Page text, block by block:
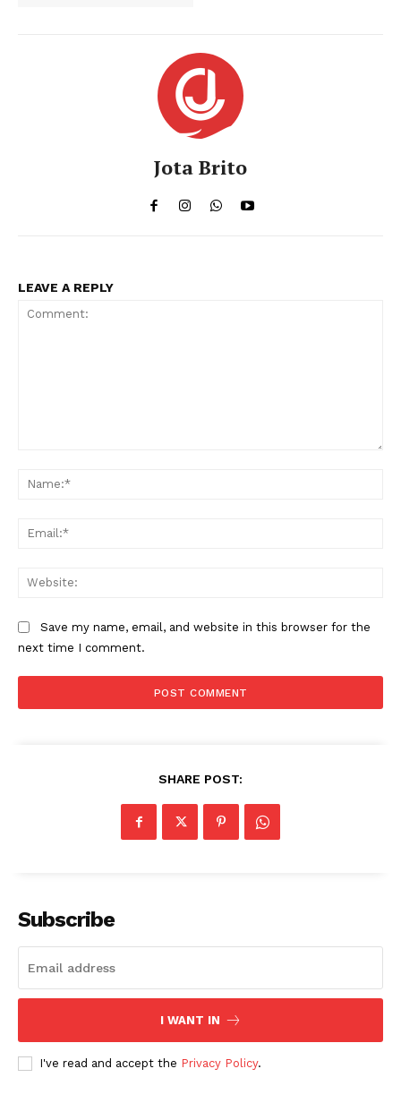
Jota Brito
LEAVE A REPLY
Save my name, email, and website in this browser for the
next time I comment.
SHARE POST:
Subscribe
I WANT IN
I've read and accept the Privacy Policy.